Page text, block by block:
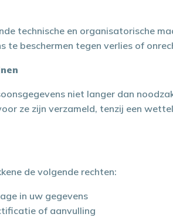
technische en organisatorische
te beschermen tegen verlies of
niet langer dan
ze zijn verzameld, tenzij een
de volgende rechten:
in uw gegevens
of aanvulling